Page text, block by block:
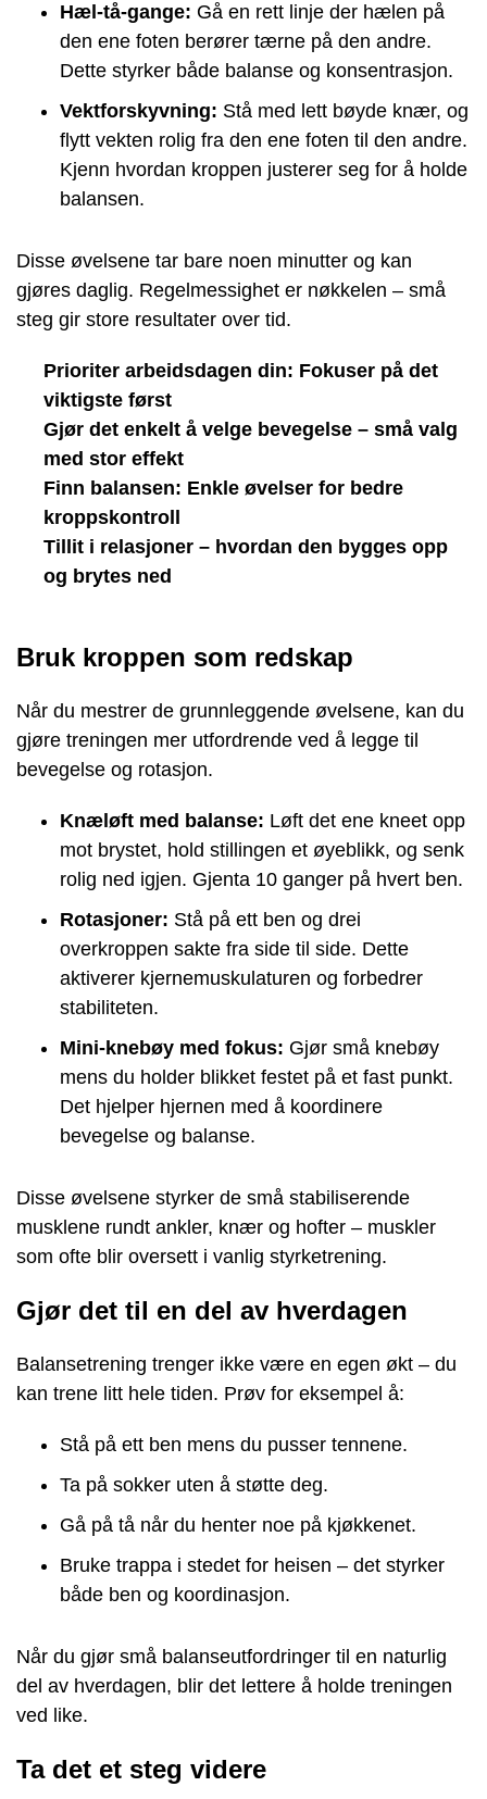
Hæl-tå-gange: Gå en rett linje der hælen på
den ene foten berører tærne på den andre.
Dette styrker både balanse og konsentrasjon.
Vektforskyvning: Stå med lett bøyde knær, og
flytt vekten rolig fra den ene foten til den andre.
Kjenn hvordan kroppen justerer seg for å holde
balansen.
Disse øvelsene tar bare noen minutter og kan
gjøres daglig. Regelmessighet er nøkkelen – små
steg gir store resultater over tid.
Prioriter arbeidsdagen din: Fokuser på det
viktigste først
Gjør det enkelt å velge bevegelse – små valg
med stor effekt
Finn balansen: Enkle øvelser for bedre
kroppskontroll
Tillit i relasjoner – hvordan den bygges opp
og brytes ned
Bruk kroppen som redskap
Når du mestrer de grunnleggende øvelsene, kan du
gjøre treningen mer utfordrende ved å legge til
bevegelse og rotasjon.
Knæløft med balanse: Løft det ene kneet opp
mot brystet, hold stillingen et øyeblikk, og senk
rolig ned igjen. Gjenta 10 ganger på hvert ben.
Rotasjoner: Stå på ett ben og drei
overkroppen sakte fra side til side. Dette
aktiverer kjernemuskulaturen og forbedrer
stabiliteten.
Mini-knebøy med fokus: Gjør små knebøy
mens du holder blikket festet på et fast punkt.
Det hjelper hjernen med å koordinere
bevegelse og balanse.
Disse øvelsene styrker de små stabiliserende
musklene rundt ankler, knær og hofter – muskler
som ofte blir oversett i vanlig styrketrening.
Gjør det til en del av hverdagen
Balansetrening trenger ikke være en egen økt – du
kan trene litt hele tiden. Prøv for eksempel å:
Stå på ett ben mens du pusser tennene.
Ta på sokker uten å støtte deg.
Gå på tå når du henter noe på kjøkkenet.
Bruke trappa i stedet for heisen – det styrker
både ben og koordinasjon.
Når du gjør små balanseutfordringer til en naturlig
del av hverdagen, blir det lettere å holde treningen
ved like.
Ta det et steg videre